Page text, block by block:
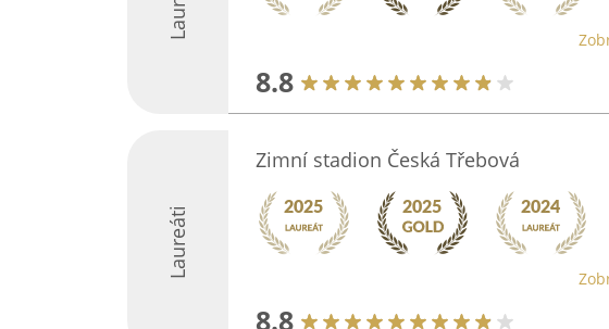
8.8
Laureáti
Zimní stadion Česká Třebová
8.8